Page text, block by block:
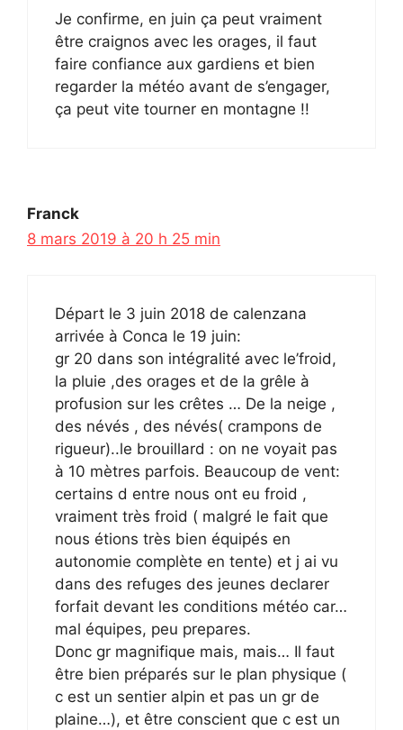
Je confirme, en juin ça peut vraiment
être craignos avec les orages, il faut
faire confiance aux gardiens et bien
regarder la météo avant de s’engager,
ça peut vite tourner en montagne !!
Franck
8 mars 2019 à 20 h 25 min
Départ le 3 juin 2018 de calenzana
arrivée à Conca le 19 juin:
gr 20 dans son intégralité avec le’froid,
la pluie ,des orages et de la grêle à
profusion sur les crêtes … De la neige ,
des névés , des névés( crampons de
rigueur)..le brouillard : on ne voyait pas
à 10 mètres parfois. Beaucoup de vent:
certains d entre nous ont eu froid ,
vraiment très froid ( malgré le fait que
nous étions très bien équipés en
autonomie complète en tente) et j ai vu
dans des refuges des jeunes declarer
forfait devant les conditions météo car…
mal équipes, peu prepares.
Donc gr magnifique mais, mais… Il faut
être bien préparés sur le plan physique (
c est un sentier alpin et pas un gr de
plaine…), et être conscient que c est un